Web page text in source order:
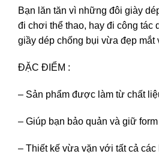
Bạn lăn tăn vì những đôi giày
đi chơi thể thao, hay đi công tác
giầy dép chống bụi vừa đẹp mắt
ĐẶC ĐIỂM :
– Sản phẩm được làm từ chất
– Giúp bạn bảo quản và giữ
– Thiết kế vừa vặn với tất cả